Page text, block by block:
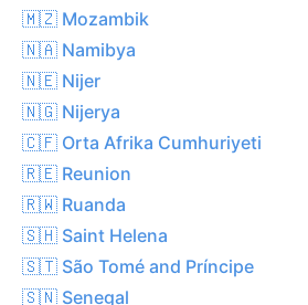
🇲🇿 Mozambik
🇳🇦 Namibya
🇳🇪 Nijer
🇳🇬 Nijerya
🇨🇫 Orta Afrika Cumhuriyeti
🇷🇪 Reunion
🇷🇼 Ruanda
🇸🇭 Saint Helena
🇸🇹 São Tomé and Príncipe
🇸🇳 Senegal